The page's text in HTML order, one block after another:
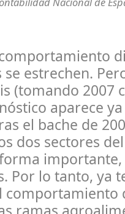
estrechen.
(tomando 2007
aparece
el bache de
dos sectores
Por lo tanto, ya
comportamiento